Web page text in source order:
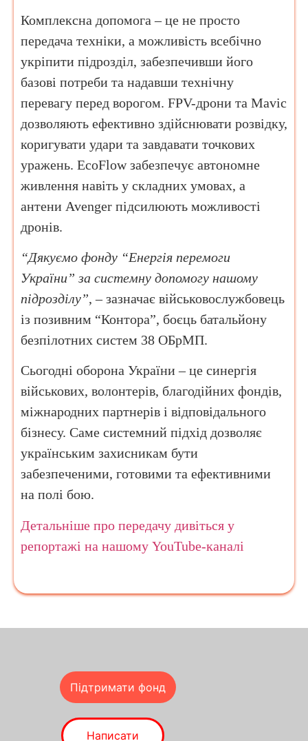
Комплексна допомога – це не просто
передача техніки, а можливість всебічно
укріпити підрозділ, забезпечивши його
базові потреби та надавши технічну
перевагу перед ворогом. FPV-дрони та Mavic
дозволяють ефективно здійснювати розвідку,
коригувати удари та завдавати точкових
уражень. EcoFlow забезпечує автономне
живлення навіть у складних умовах, а
антени Avenger підсилюють можливості
дронів.
“Дякуємо фонду “Енергія перемоги
України” за системну допомогу нашому
підрозділу”, – зазначає військовослужбовець
із позивним “Контора”, боєць батальйону
безпілотних систем 38 ОБрМП.
Сьогодні оборона України – це синергія
військових, волонтерів, благодійних фондів,
міжнародних партнерів і відповідального
бізнесу. Саме системний підхід дозволяє
українським захисникам бути
забезпеченими, готовими та ефективними
на полі бою.
Детальніше про передачу дивіться у
репортажі на нашому YouTube-каналі
Підтримати фонд
Написати